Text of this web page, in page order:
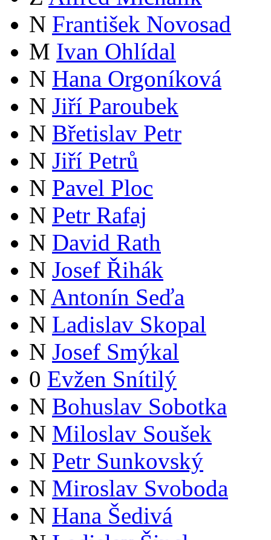
N František Novosad
M Ivan Ohlídal
N Hana Orgoníková
N Jiří Paroubek
N Břetislav Petr
N Jiří Petrů
N Pavel Ploc
N Petr Rafaj
N David Rath
N Josef Řihák
N Antonín Seďa
N Ladislav Skopal
N Josef Smýkal
0 Evžen Snítilý
N Bohuslav Sobotka
N Miloslav Soušek
N Petr Sunkovský
N Miroslav Svoboda
N Hana Šedivá